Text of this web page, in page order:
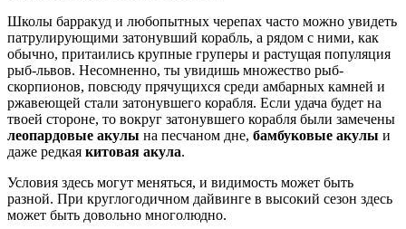
Школы барракуд и любопытных черепах часто можно увидеть
патрулирующими затонувший корабль, а рядом с ними, как
обычно, притаились крупные груперы и растущая популяция
рыб-львов. Несомненно, ты увидишь множество рыб-
скорпионов, повсюду прячущихся среди амбарных камней и
ржавеющей стали затонувшего корабля. Если удача будет на
твоей стороне, то вокруг затонувшего корабля были замечены
леопардовые акулы на песчаном дне, бамбуковые акулы и
даже редкая китовая акула.
Условия здесь могут меняться, и видимость может быть
разной. При круглогодичном дайвинге в высокий сезон здесь
может быть довольно многолюдно.